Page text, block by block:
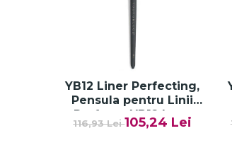
YB12 Liner Perfecting,
Pensula pentru Linii
Perfecte YB12 Luxe
116,93 Lei105,24 Lei